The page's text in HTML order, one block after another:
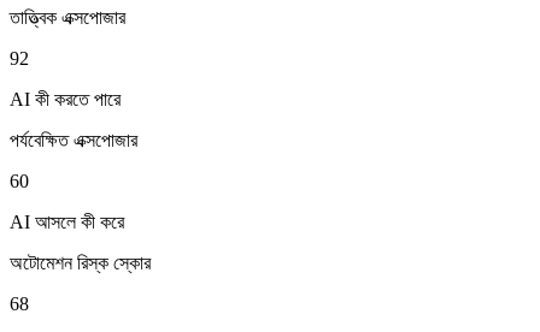
তাত্ত্বিক এক্সপোজার
92
AI কী করতে পারে
পর্যবেক্ষিত এক্সপোজার
60
AI আসলে কী করে
অটোমেশন রিস্ক স্কোর
68